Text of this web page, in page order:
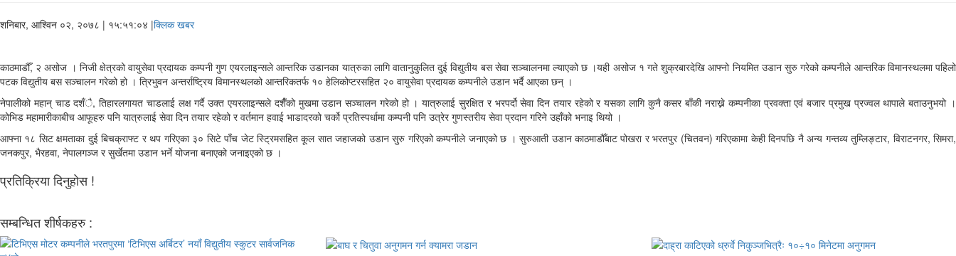
शनिबार, आश्विन ०२, २०७८ | १५:५१:०४ |क्लिक खबर
काठमाडौँ, २ असोज । निजी क्षेत्रको वायुसेवा प्रदायक कम्पनी गुण एयरलाइन्सले आन्तरिक उडानका यात्रुका लागि वातानुकुलित दुई विद्युतीय बस सेवा सञ्चालनमा ल्याएको छ ।यही असोज १ गते शुक्रबारदेखि आफ्नो नियमित उडान सुरु गरेको कम्पनीले आन्तरिक विमानस्थलमा पहिलो
पटक विद्युतीय बस सञ्चालन गरेको हो । त्रिभुवन अन्तर्राष्ट्रिय विमानस्थलको आन्तरिकतर्फ १० हेलिकोप्टरसहित २० वायुसेवा प्रदायक कम्पनीले उडान भर्दै आएका छन् ।
नेपालीको महान् चाड दशँै, तिहारलगायत चाडलाई लक्ष गर्दै उक्त एयरलाइन्सले दशैँको मुखमा उडान सञ्चालन गरेको हो । यात्रुलाई सुरक्षित र भरपर्दो सेवा दिन तयार रहेको र यसका लागि कुनै कसर बाँकी नराख्ने कम्पनीका प्रवक्ता एवं बजार प्रमुख प्रज्वल थापाले बताउनुभयो ।
कोभिड महामारीकाबीच आफूहरु पनि यात्रुलाई सेवा दिन तयार रहेको र वर्तमान हवाई भाडादरको चर्को प्रतिस्पर्धामा कम्पनी पनि उत्रेर गुणस्तरीय सेवा प्रदान गरिने उहाँको भनाइ थियो ।
आफ्ना १८ सिट क्षमताका दुई बिचक्राफ्ट र थप गरिएका ३० सिटे पाँच जेट स्ट्रिमसहित कूल सात जहाजको उडान सुरु गरिएको कम्पनीले जनाएको छ । सुरुआती उडान काठमाडौँबाट पोखरा र भरतपुर (चितवन) गरिएकामा केही दिनपछि नै अन्य गन्तव्य तुम्लिङ्टार, विराटनगर, सिमरा,
जनकपुर, भैरहवा, नेपालगञ्ज र सुर्खेतमा उडान भर्ने योजना बनाएको जनाइएको छ ।
प्रतिक्रिया दिनुहोस !
सम्बन्धित शीर्षकहरु :